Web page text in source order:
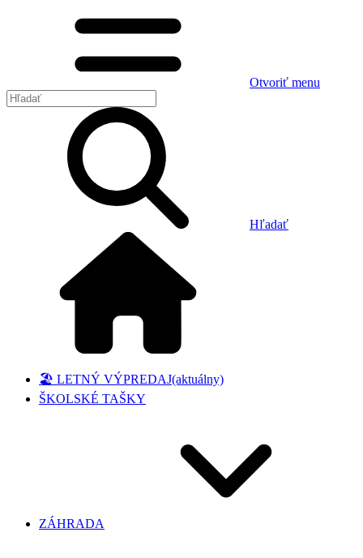
Otvoriť menu
Hľadať
🏖️ LETNÝ VÝPREDAJ(aktuálny)
ŠKOLSKÉ TAŠKY
ZÁHRADA